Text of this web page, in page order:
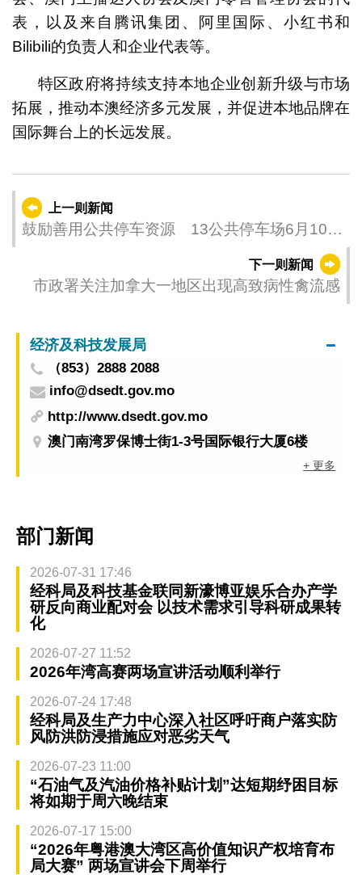
表，以及来自腾讯集团、阿里国际、小红书和
Bilibili的负责人和企业代表等。
特区政府将持续支持本地企业创新升级与市场
拓展，推动本澳经济多元发展，并促进本地品牌在
国际舞台上的长远发展。
上一则新闻
鼓励善用公共停车资源 13公共停车场6月10日
起实施半小时收费 长者公寓停车场下调轻型
汽车泊车费用
下一则新闻
市政署关注加拿大一地区出现高致病性禽流感
经济及科技发展局
（853）2888 2088
info@dsedt.gov.mo
http://www.dsedt.gov.mo
澳门南湾罗保博士街1-3号国际银行大厦6楼
+ 更多
部门新闻
2026-07-31 17:46
经科局及科技基金联同新濠博亚娱乐合办产学
研反向商业配对会 以技术需求引导科研成果转
化
2026-07-27 11:52
2026年湾高赛两场宣讲活动顺利举行
2026-07-24 17:48
经科局及生产力中心深入社区呼吁商户落实防
风防洪防浸措施应对恶劣天气
2026-07-23 11:00
“石油气及汽油价格补贴计划”达短期纾困目标
将如期于周六晚结束
2026-07-17 15:00
“2026年粤港澳大湾区高价值知识产权培育布
局大赛” 两场宣讲会下周举行